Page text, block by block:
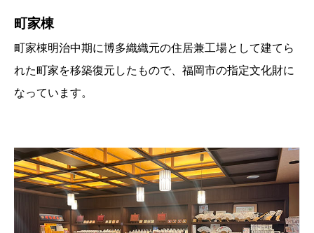
町家棟
町家棟明治中期に博多織織元の住居兼工場として建てら
れた町家を移築復元したもので、福岡市の指定文化財に
なっています。